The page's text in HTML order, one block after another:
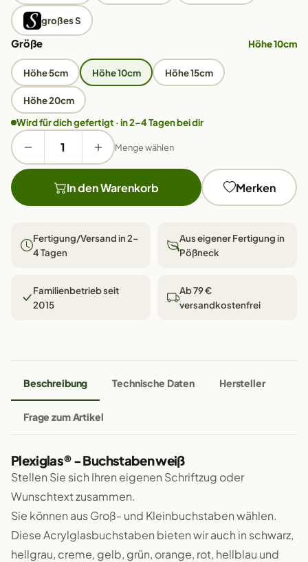
großes S
Größe Höhe 10cm
Höhe 5cm Höhe 10cm Höhe 15cm
Höhe 20cm
Wird für dich gefertigt · in 2–4 Tagen bei dir
Menge wählen
In den Warenkorb Merken
Fertigung/Versand in 2–
4 Tagen
Aus eigener Fertigung in
Pößneck
Familienbetrieb seit
2015
Ab 79 €
versandkostenfrei
Beschreibung Technische Daten Hersteller
Frage zum Artikel
Plexiglas® - Buchstaben weiß
Stellen Sie sich Ihren eigenen Schriftzug oder
Wunschtext zusammen.
Sie können aus Groß- und Kleinbuchstaben wählen.
Diese Acrylglasbuchstaben bieten wir auch in schwarz,
hellgrau, creme, gelb, grün, orange, rot, hellblau und